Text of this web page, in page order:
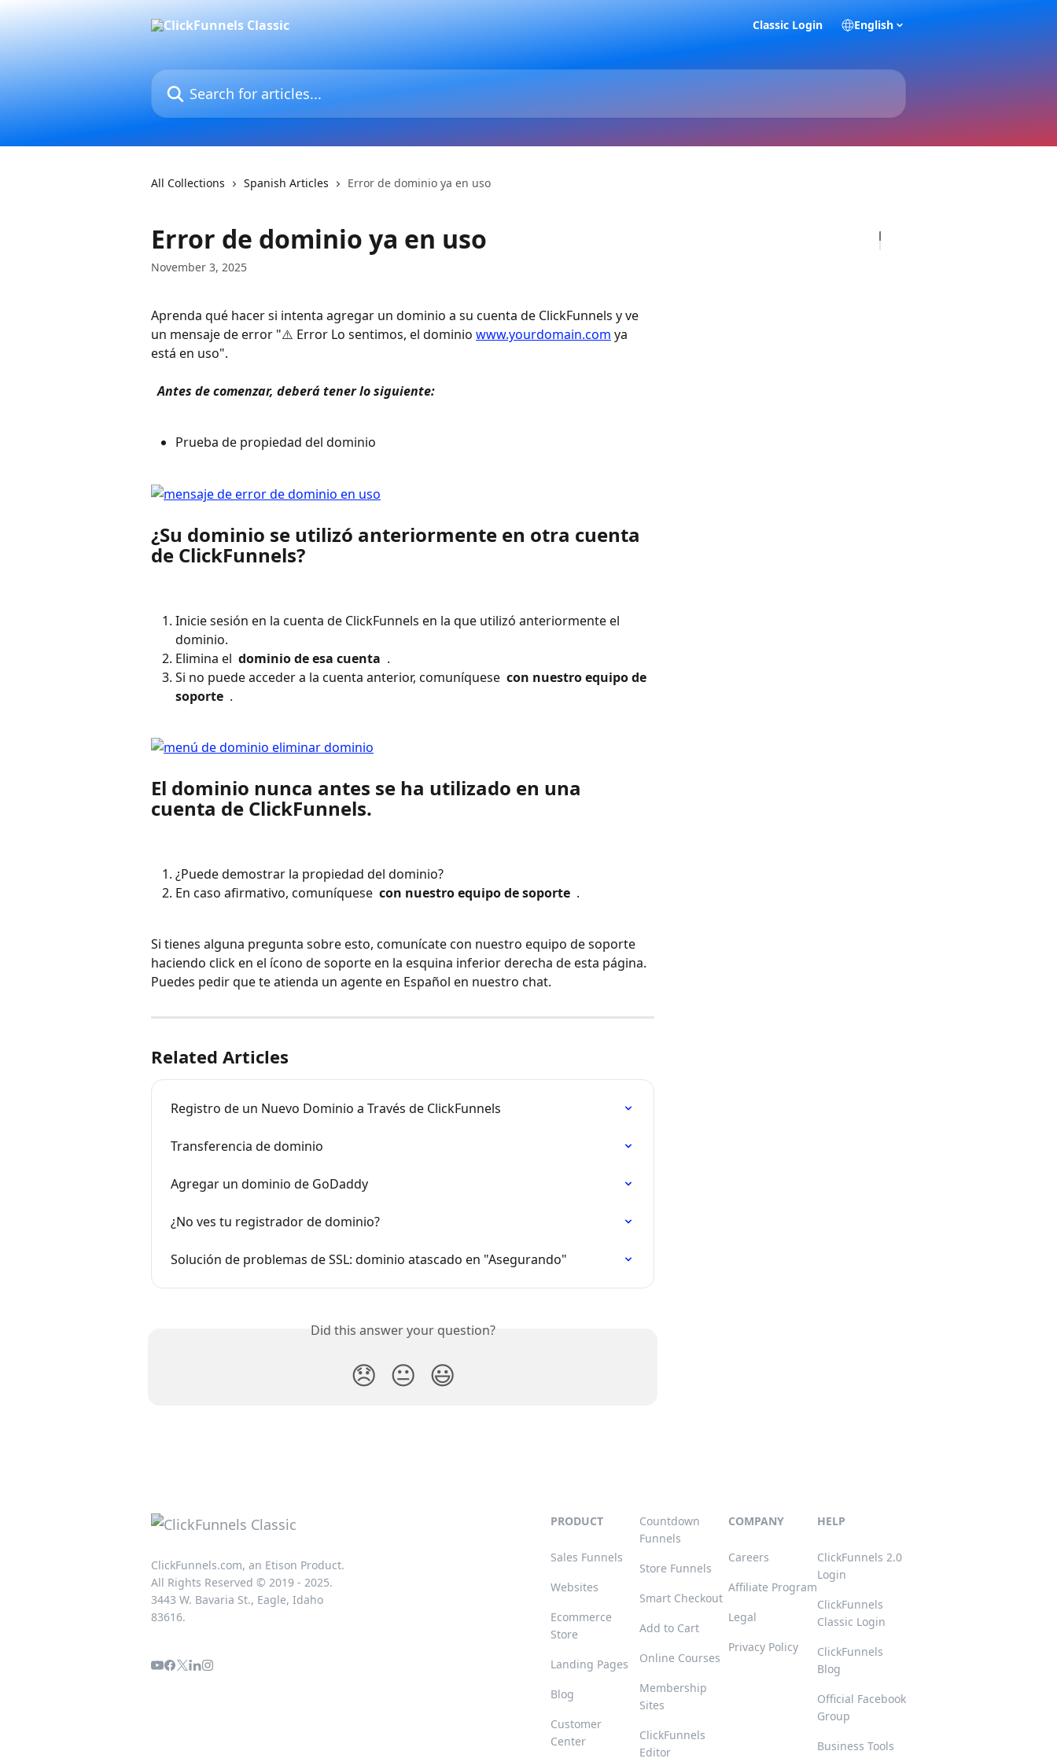
Classic Login English
Search for articles...
All Collections Spanish Articles Error de dominio ya en uso
Error de dominio ya en uso
November 3, 2025
Aprenda qué hacer si intenta agregar un dominio a su cuenta de ClickFunnels y ve
un mensaje de error "⚠️ Error Lo sentimos, el dominio www.yourdomain.com ya
está en uso".
Antes de comenzar, deberá tener lo siguiente:
Prueba de propiedad del dominio
¿Su dominio se utilizó anteriormente en otra cuenta
de ClickFunnels?
Inicie sesión en la cuenta de ClickFunnels en la que utilizó anteriormente el
dominio.
Elimina el dominio de esa cuenta .
Si no puede acceder a la cuenta anterior, comuníquese con nuestro equipo de
soporte .
El dominio nunca antes se ha utilizado en una
cuenta de ClickFunnels.
¿Puede demostrar la propiedad del dominio?
En caso afirmativo, comuníquese con nuestro equipo de soporte .
Si tienes alguna pregunta sobre esto, comunícate con nuestro equipo de soporte
haciendo click en el ícono de soporte en la esquina inferior derecha de esta página.
Puedes pedir que te atienda un agente en Español en nuestro chat.
Related Articles
Registro de un Nuevo Dominio a Través de ClickFunnels
Transferencia de dominio
Agregar un dominio de GoDaddy
¿No ves tu registrador de dominio?
Solución de problemas de SSL: dominio atascado en "Asegurando"
Did this answer your question?
😞 😐 😃
ClickFunnels.com, an Etison Product.
All Rights Reserved © 2019 - 2025.
3443 W. Bavaria St., Eagle, Idaho
83616.
PRODUCT
Sales Funnels
Websites
Ecommerce
Store
Landing Pages
Blog
Customer
Center
Countdown
Funnels
Store Funnels
Smart Checkout
Add to Cart
Online Courses
Membership
Sites
ClickFunnels
Editor
COMPANY
Careers
Affiliate Program
Legal
Privacy Policy
HELP
ClickFunnels 2.0
Login
ClickFunnels
Classic Login
ClickFunnels
Blog
Official Facebook
Group
Business Tools